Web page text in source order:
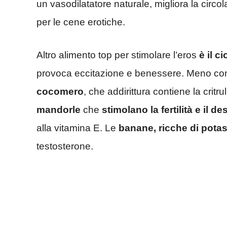
un vasodilatatore naturale, migliora la
per le cene erotiche.
Altro alimento top per stimolare l’eros è il
provoca eccitazione e benessere. Meno
cocomero, che addirittura contiene la
mandorle che stimolano la fertilità e il
alla vitamina E. Le banane, ricche di
testosterone.